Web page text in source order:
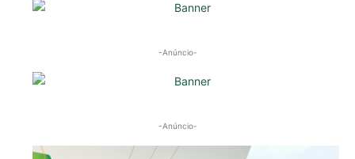
-Anúncio-
-Anúncio-